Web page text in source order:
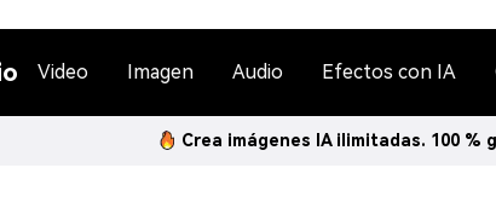
Video Imagen Audio Efectos con IA
Crea imágenes IA ilimitadas. 100 %